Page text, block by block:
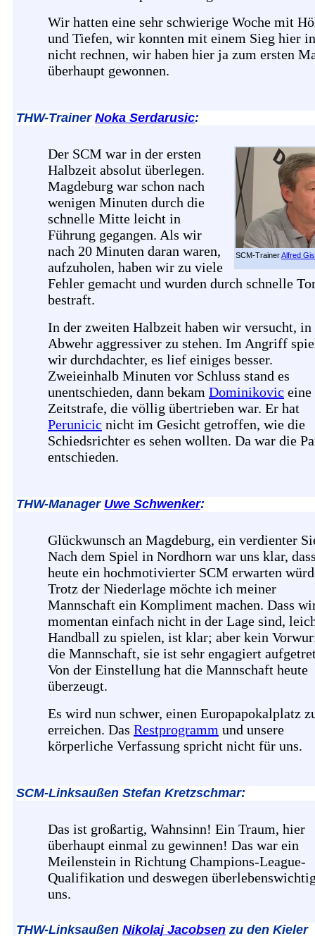
Wir hatten eine sehr schwierige Woche mit
und Tiefen, wir konnten mit einem Sieg hier
nicht rechnen, wir haben hier ja zum ersten
überhaupt gewonnen.
THW-Trainer Noka Serdarusic:
SCM-TrainerAlfred
Der SCM war in der ersten
Halbzeit absolut überlegen.
Magdeburg war schon nach
wenigen Minuten durch die
schnelle Mitte leicht in
Führung gegangen. Als wir
nach 20 Minuten daran waren,
aufzuholen, haben wir zu viele
Fehler gemacht und wurden durch schnelle
bestraft.
In der zweiten Halbzeit haben wir versucht, in
Abwehr aggressiver zu stehen. Im Angriff
wir durchdachter, es lief einiges besser.
Zweieinhalb Minuten vor Schluss stand es
unentschieden, dann bekam Dominikovic eine
Zeitstrafe, die völlig übertrieben war. Er hat
Perunicic nicht im Gesicht getroffen, wie die
Schiedsrichter es sehen wollten. Da war die
entschieden.
THW-Manager Uwe Schwenker:
Glückwunsch an Magdeburg, ein verdienter
Nach dem Spiel in Nordhorn war uns klar,
heute ein hochmotivierter SCM erwarten
Trotz der Niederlage möchte ich meiner
Mannschaft ein Kompliment machen. Dass
momentan einfach nicht in der Lage sind,
Handball zu spielen, ist klar; aber kein
die Mannschaft, sie ist sehr engagiert
Von der Einstellung hat die Mannschaft heute
überzeugt.
Es wird nun schwer, einen Europapokalplatz
erreichen. Das Restprogramm und unsere
körperliche Verfassung spricht nicht für uns.
SCM-Linksaußen Stefan Kretzschmar:
Das ist großartig, Wahnsinn! Ein Traum, hier
überhaupt einmal zu gewinnen! Das war ein
Meilenstein in Richtung Champions-League-
Qualifikation und deswegen
uns.
THW-Linksaußen Nikolaj Jacobsen zu den Kieler